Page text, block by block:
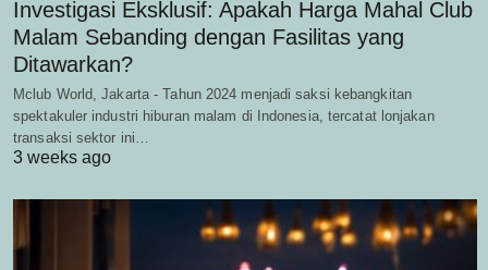
Investigasi Eksklusif: Apakah Harga Mahal Club
Malam Sebanding dengan Fasilitas yang
Ditawarkan?
Mclub World, Jakarta - Tahun 2024 menjadi saksi kebangkitan
spektakuler industri hiburan malam di Indonesia, tercatat lonjakan
transaksi sektor ini…
3 weeks ago